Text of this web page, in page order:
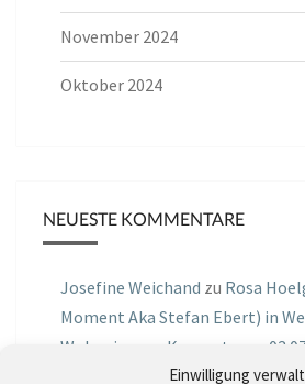
Einwilligung
November 2024
Oktober 2024
NEUESTE KOMMENTARE
Josefine Weichand zu Rosa
Moment Aka Stefan Ebert) in
Wohnzimmer Konzerte am